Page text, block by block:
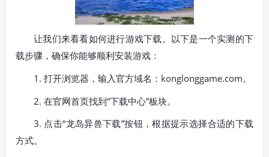
让我们来看看如何进行游戏下载。以下是一个实测的下
载步骤，确保你能够顺利安装游戏：
1. 打开浏览器，输入官方域名：konglonggame.com。
2. 在官网首页找到“下载中心”板块。
3. 点击“龙岛异兽下载”按钮，根据提示选择合适的下载
方式。